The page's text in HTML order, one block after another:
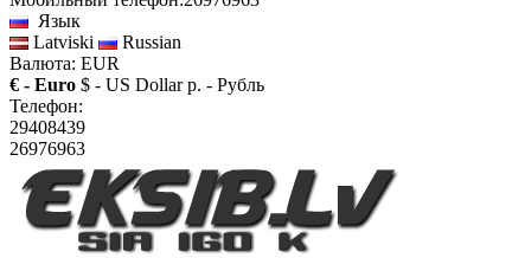
Язык
Latviski
Russian
Валюта: EUR
€ - Euro $ - US Dollar р. - Рубль
Телефон:
29408439
26976963